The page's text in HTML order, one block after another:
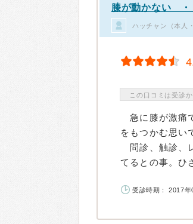
膝が動かない
ハッチャン（本人
この口コミは受診
急に膝が激痛
をもつかむ思
問診、触診、
てるとの事。ひ
受診時期： 2017年